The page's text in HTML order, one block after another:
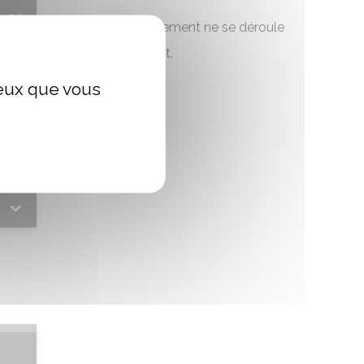
Aucun événement ne se déroule
actuellement.
que vous